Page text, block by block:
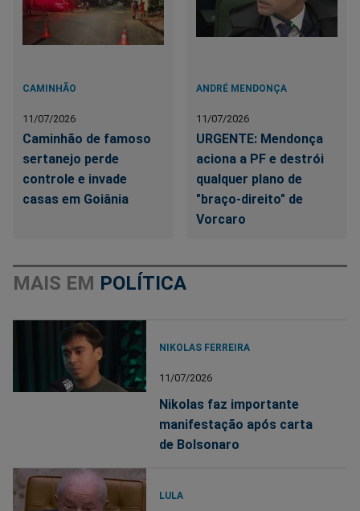
CAMINHÃO
11/07/2026
Caminhão de famoso
sertanejo perde
controle e invade
casas em Goiânia
ANDRÉ MENDONÇA
11/07/2026
URGENTE: Mendonça
aciona a PF e destrói
qualquer plano de
"braço-direito" de
Vorcaro
MAIS EM POLÍTICA
NIKOLAS FERREIRA
11/07/2026
Nikolas faz importante
manifestação após carta
de Bolsonaro
LULA